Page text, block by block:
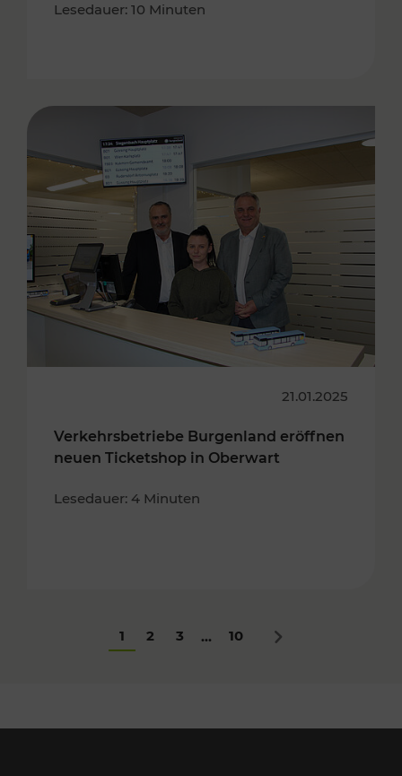
Lesedauer: 10 Minuten
21.01.2025
Verkehrsbetriebe Burgenland eröffnen
neuen Ticketshop in Oberwart
Lesedauer: 4 Minuten
1 2 3 ... 10 Nächstes